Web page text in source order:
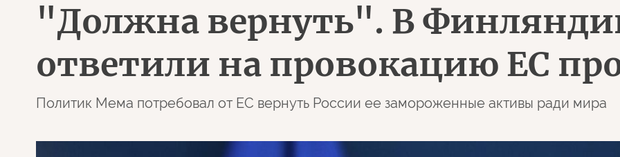
"Должна вернуть". В
ответили на провокацию ЕС
Политик Мема потребовал от ЕС вернуть России ее замороженные активы ради мира